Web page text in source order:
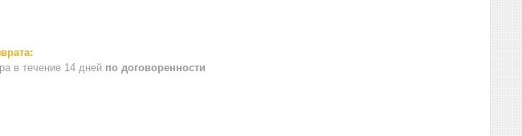
в течение 14 дней по договоренности